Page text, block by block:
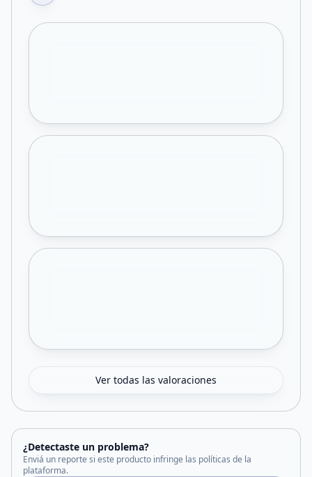
Ver todas las valoraciones
¿Detectaste un problema?
Enviá un reporte si este producto infringe las políticas de la
plataforma.